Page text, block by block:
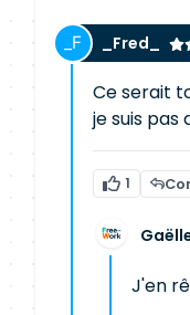
_Fred_
Ce serait
je suis pas
1
J'en